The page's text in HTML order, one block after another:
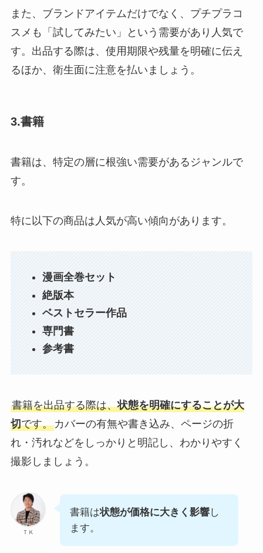
また、ブランドアイテムだけでなく、プチプラコ
スメも「試してみたい」という需要があり人気で
す。出品する際は、使用期限や残量を明確に伝え
るほか、衛生面に注意を払いましょう。
3.書籍
書籍は、特定の層に根強い需要があるジャンルで
す。
特に以下の商品は人気が高い傾向があります。
漫画全巻セット
絶版本
ベストセラー作品
専門書
参考書
書籍を出品する際は、状態を明確にすることが大
切です。カバーの有無や書き込み、ページの折
れ・汚れなどをしっかりと明記し、わかりやすく
撮影しましょう。
ＴＫ
書籍は状態が価格に大きく影響し
ます。